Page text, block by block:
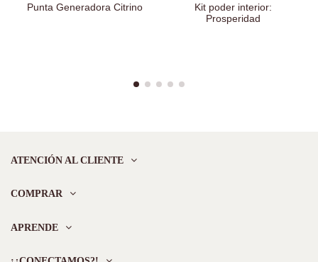
Punta Generadora Citrino
Kit poder interior:
Prosperidad
ATENCIÓN AL CLIENTE
COMPRAR
APRENDE